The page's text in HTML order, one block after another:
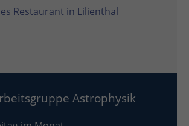
Restaurant in Lilienthal
Astrophysik